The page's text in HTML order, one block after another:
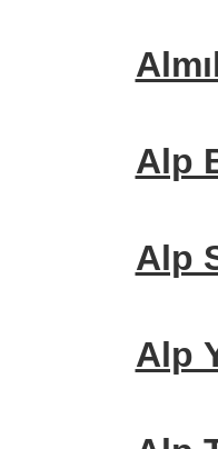
Alp
Alp
Alp